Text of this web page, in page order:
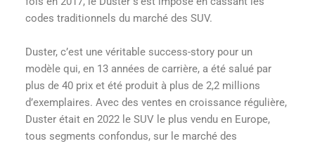
codes traditionnels du marché des SUV.
Duster, c’est une véritable success-story pour un
modèle qui, en 13 années de carrière, a été salué par
plus de 40 prix et été produit à plus de 2,2 millions
d’exemplaires. Avec des ventes en croissance régulière,
Duster était en 2022 le SUV le plus vendu en Europe,
tous segments confondus, sur le marché des